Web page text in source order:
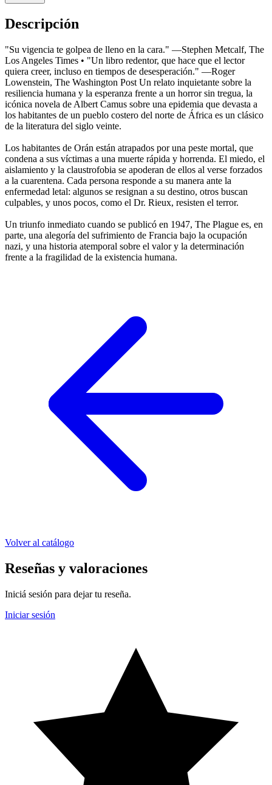
Descripción
"Su vigencia te golpea de lleno en la cara." —Stephen Metcalf, The
Los Angeles Times • "Un libro redentor, que hace que el lector
quiera creer, incluso en tiempos de desesperación." —Roger
Lowenstein, The Washington Post Un relato inquietante sobre la
resiliencia humana y la esperanza frente a un horror sin tregua, la
icónica novela de Albert Camus sobre una epidemia que devasta a
los habitantes de un pueblo costero del norte de África es un clásico
de la literatura del siglo veinte.
Los habitantes de Orán están atrapados por una peste mortal, que
condena a sus víctimas a una muerte rápida y horrenda. El miedo, el
aislamiento y la claustrofobia se apoderan de ellos al verse forzados
a la cuarentena. Cada persona responde a su manera ante la
enfermedad letal: algunos se resignan a su destino, otros buscan
culpables, y unos pocos, como el Dr. Rieux, resisten el terror.
Un triunfo inmediato cuando se publicó en 1947, The Plague es, en
parte, una alegoría del sufrimiento de Francia bajo la ocupación
nazi, y una historia atemporal sobre el valor y la determinación
frente a la fragilidad de la existencia humana.
Volver al catálogo
Reseñas y valoraciones
Iniciá sesión para dejar tu reseña.
Iniciar sesión